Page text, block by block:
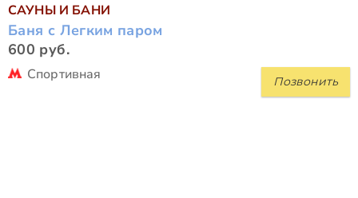
САУНЫ И БАНИ
Баня с Легким паром
600 руб.
Позвонить
Спортивная